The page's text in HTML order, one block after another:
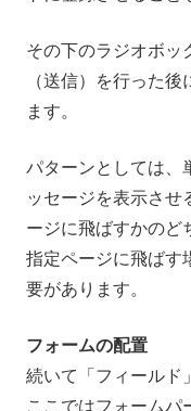
その下のラジオボッ
（送信）を行った
ます。
パターンとしては、
ッセージを表示させ
ージに飛ばすかのど
指定ページに飛ばす
要があります。
フォームの配置
続いて「フィールド
ここではフォームパ